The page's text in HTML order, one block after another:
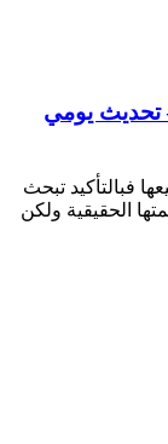
الرولكس في مصر 2026 – تحديث يومي
فبالتأكيد تبحث
الحقيقية ولكن